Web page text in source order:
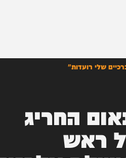
רועדות"
החריג